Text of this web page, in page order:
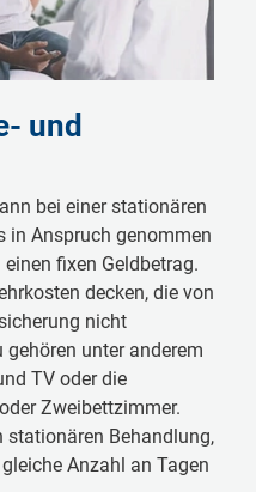
und
bei einer stationären
in Anspruch genommen
fixen Geldbetrag.
decken, die von
nicht
unter anderem
TV oder die
Zweibettzimmer.
stationären Behandlung,
Anzahl an Tagen